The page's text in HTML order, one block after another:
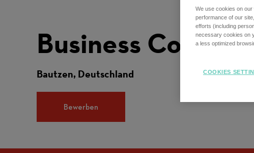
Business
Bautzen, Deutschland
Bewerben
We use cookies on our
performance of our
efforts (including
necessary cookies on
a less optimized
COOKIES